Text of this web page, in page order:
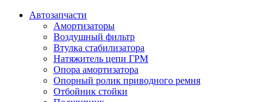
Автозапчасти
Амортизаторы
Воздушный фильтр
Втулка стабилизатора
Натяжитель цепи ГРМ
Опора амортизатора
Опорный ролик приводного ремня
Отбойник стойки